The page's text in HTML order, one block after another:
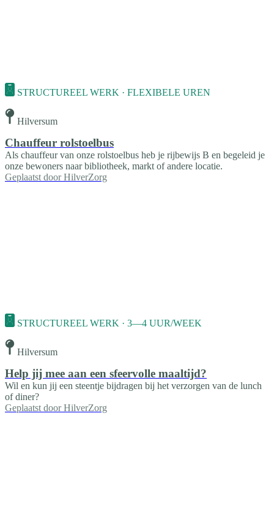
STRUCTUREEL WERK · FLEXIBELE UREN
Hilversum
Chauffeur rolstoelbus
Als chauffeur van onze rolstoelbus heb je rijbewijs B en begeleid je
onze bewoners naar bibliotheek, markt of andere locatie.
Geplaatst door HilverZorg
STRUCTUREEL WERK · 3—4 UUR/WEEK
Hilversum
Help jij mee aan een sfeervolle maaltijd?
Wil en kun jij een steentje bijdragen bij het verzorgen van de lunch
of diner?
Geplaatst door HilverZorg